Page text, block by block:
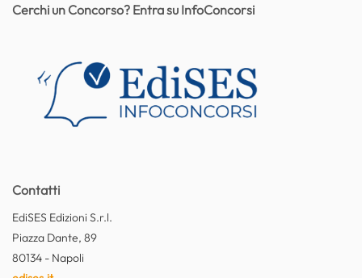
Contatti
EdiSES Edizioni S.r.l.
Piazza Dante, 89
80134 - Napoli
Cerchi un Concorso? Entra su InfoConcorsi